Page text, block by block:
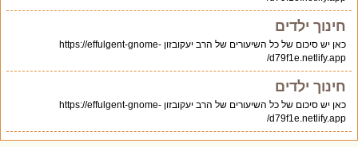
חינוך ילדים
כאן יש סיכום של כל השיעורים של הרב יעקובזון https://effulgent-gnome-
d79f1e.netlify.app/
חינוך ילדים
כאן יש סיכום של כל השיעורים של הרב יעקובזון https://effulgent-gnome-
d79f1e.netlify.app/